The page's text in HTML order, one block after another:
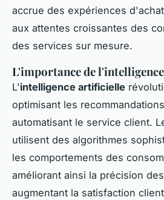
accrue des expériences
aux attentes croissantes des
des services sur mesure.
L'importance de
L'intelligence artificielle
optimisant les
automatisant le service client.
utilisent des algorithmes
les comportements des
améliorant ainsi la précision
augmentant la satisfaction